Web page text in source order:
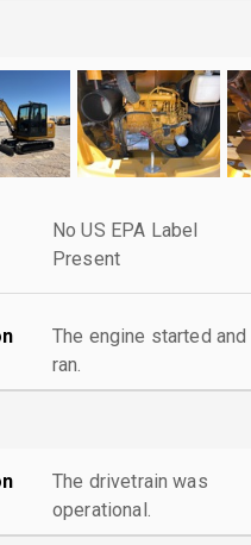
No US EPA Label
Present
The engine started and
ran.
The drivetrain was
operational.